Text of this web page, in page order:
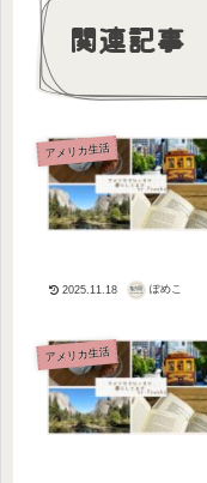
関連記事
アメリカ生活
2025.11.18 ぽめこ
アメリカ生活